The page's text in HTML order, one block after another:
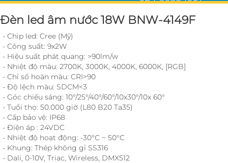
Đèn led âm nước 18W BNW-4149F
- Chip led: Cree (Mỹ)
- Công suất: 9x2W
- Hiệu suất phát quang: >90lm/w
- Nhiệt độ màu: 2700K, 3000K, 4000K, 6000K, [RGB]
- Chỉ số hoàn màu: CRI>90
- Độ lệch màu: SDCM<3
- Góc chiếu sáng: 10°/25°/40°/60°/10x30°/10x 60°
- Tuổi thọ: 50.000 giờ (L80 B20 Ta35)
- Cấp bảo vệ: IP68
- Điện áp : 24VDC
- Nhiệt độ hoạt động: -30°C ~ 50°C
- Khung: Thép không gỉ SS316
- Dali, 0-10V, Triac, Wireless, DMX512